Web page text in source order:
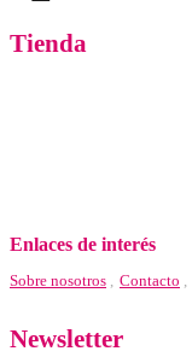
Tienda
Enlaces de interés
Sobre nosotros Contacto
Newsletter